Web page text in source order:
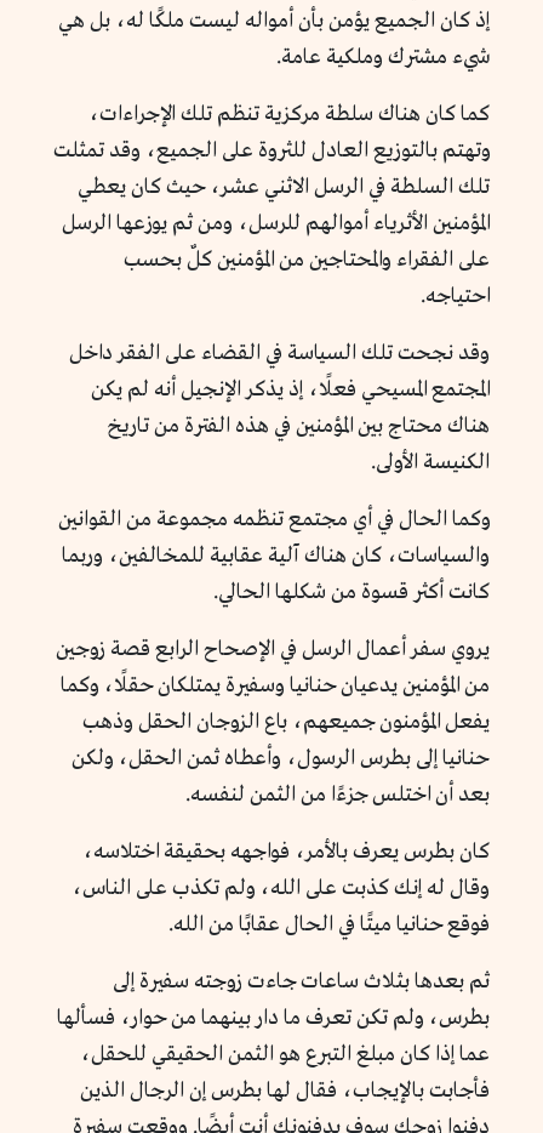
إذ كان الجميع يؤمن بأن أمواله ليست ملكًا له، بل هي
شيء مشترك وملكية عامة.
كما كان هناك سلطة مركزية تنظم تلك الإجراءات،
وتهتم بالتوزيع العادل للثروة على الجميع، وقد تمثلت
تلك السلطة في الرسل الاثني عشر، حيث كان يعطي
المؤمنين الأثرياء أموالهم للرسل، ومن ثم يوزعها الرسل
على الفقراء والمحتاجين من المؤمنين كلٌ بحسب
احتياجه.
وقد نجحت تلك السياسة في القضاء على الفقر داخل
المجتمع المسيحي فعلًا، إذ يذكر الإنجيل أنه لم يكن
هناك محتاج بين المؤمنين في هذه الفترة من تاريخ
الكنيسة الأولى.
وكما الحال في أي مجتمع تنظمه مجموعة من القوانين
والسياسات، كان هناك آلية عقابية للمخالفين، وربما
كانت أكثر قسوة من شكلها الحالي.
يروي سفر أعمال الرسل في الإصحاح الرابع قصة زوجين
من المؤمنين يدعيان حنانيا وسفيرة يمتلكان حقلًا، وكما
يفعل المؤمنون جميعهم، باع الزوجان الحقل وذهب
حنانيا إلى بطرس الرسول، وأعطاه ثمن الحقل، ولكن
بعد أن اختلس جزءًا من الثمن لنفسه.
كان بطرس يعرف بالأمر، فواجهه بحقيقة اختلاسه،
وقال له إنك كذبت على الله، ولم تكذب على الناس،
فوقع حنانيا ميتًا في الحال عقابًا من الله.
ثم بعدها بثلاث ساعات جاءت زوجته سفيرة إلى
بطرس، ولم تكن تعرف ما دار بينهما من حوار، فسألها
عما إذا كان مبلغ التبرع هو الثمن الحقيقي للحقل،
فأجابت بالإيجاب، فقال لها بطرس إن الرجال الذين
دفنوا زوجك سوف يدفنونكِ أنت أيضًا. ووقعت سفيرة